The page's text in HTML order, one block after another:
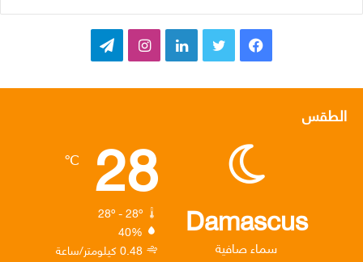
ب
و
ق
ر
ا
ر
ا
الطقس
Damascus
سماء صافية
28
℃
28º - 28º
40%
0.48 كيلومتر/ساعة